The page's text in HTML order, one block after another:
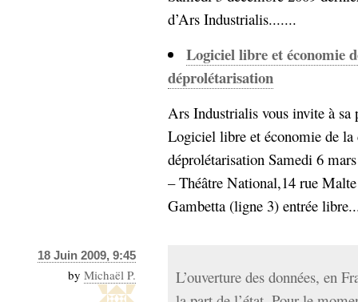
d’Ars Industrialis.......
Logiciel libre et économie
déprolétarisation
Ars Industrialis vous invite à sa
Logiciel libre et économie de
déprolétarisation Samedi 6
– Théâtre National,14 rue
Gambetta (ligne 3) entrée
18 Juin 2009, 9:45
by Michaël P.
L’ouverture des données, en